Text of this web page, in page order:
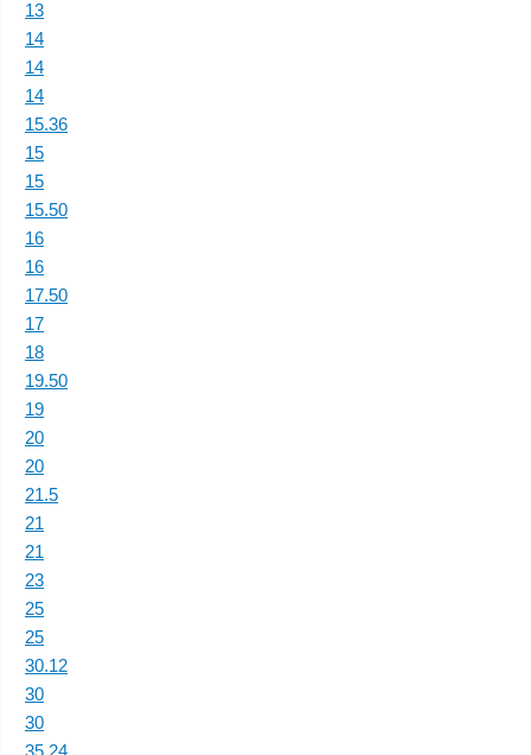
13
14
14
14
15.36
15
15
15.50
16
16
17.50
17
18
19.50
19
20
20
21.5
21
21
23
25
25
30.12
30
30